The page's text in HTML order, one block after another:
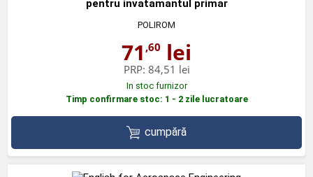
pentru invatamantul primar
POLIROM
71 ,60 lei
PRP: 84,51 lei
In stoc furnizor
Timp confirmare stoc: 1 - 2 zile lucratoare
cumpără